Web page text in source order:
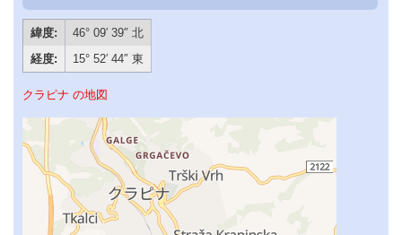
緯度:
46° 09′ 39″ 北
経度:
15° 52′ 44″ 東
クラピナ の地図